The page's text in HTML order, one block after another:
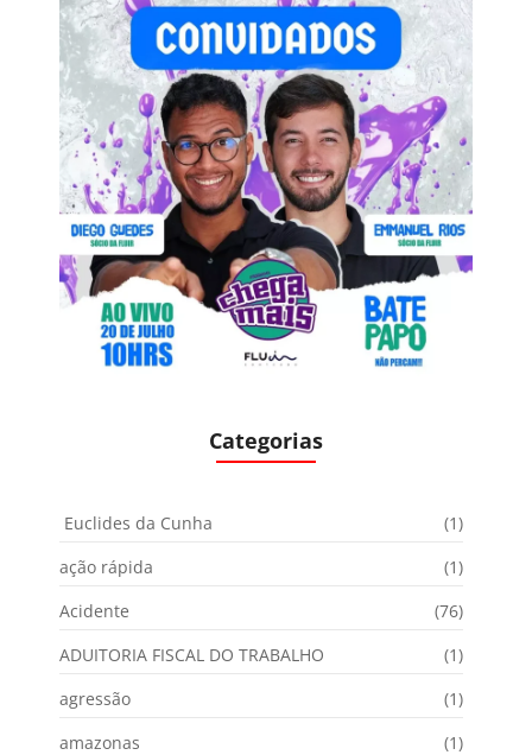
Categorias
Euclides da Cunha
(1)
ação rápida
(1)
Acidente
(76)
ADUITORIA FISCAL DO TRABALHO
(1)
agressão
(1)
amazonas
(1)